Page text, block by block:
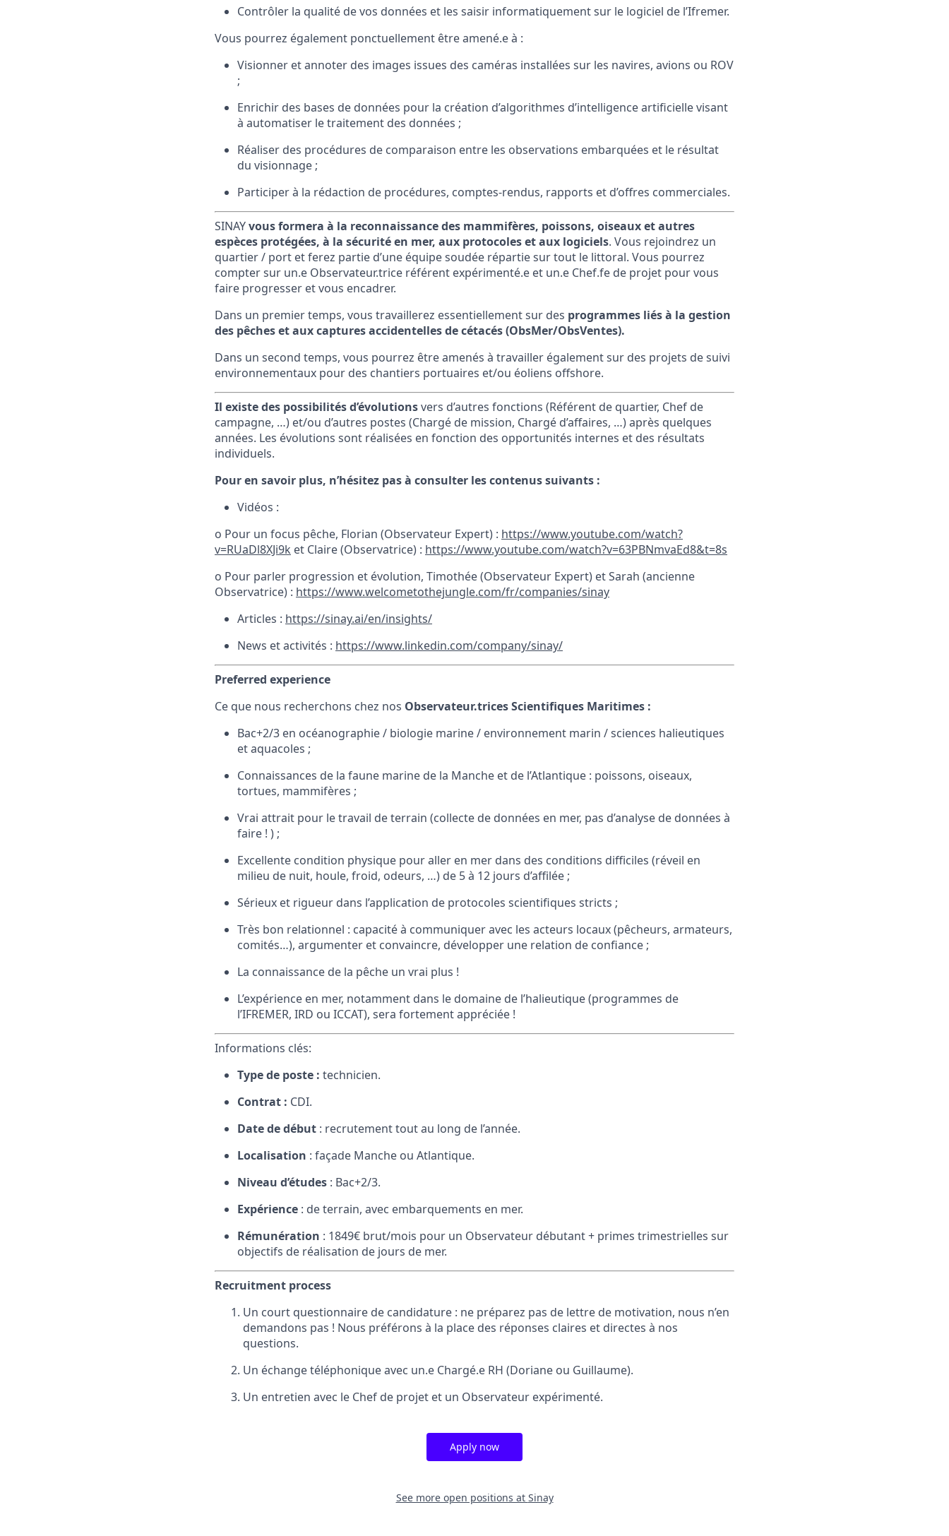
Contrôler la qualité de vos données et les saisir informatiquement sur le logiciel de l’Ifremer.
Vous pourrez également ponctuellement être amené.e à :
Visionner et annoter des images issues des caméras installées sur les navires, avions ou ROV
;
Enrichir des bases de données pour la création d’algorithmes d’intelligence artificielle visant
à automatiser le traitement des données ;
Réaliser des procédures de comparaison entre les observations embarquées et le résultat
du visionnage ;
Participer à la rédaction de procédures, comptes-rendus, rapports et d’offres commerciales.
SINAYvous formera à la reconnaissance des mammifères, poissons, oiseaux et autres
espèces protégées, à la sécurité en mer, aux protocoles et aux logiciels. Vous rejoindrez un
quartier / port et ferez partie d’une équipe soudée répartie sur tout le littoral. Vous pourrez
compter sur un.e Observateur.trice référent expérimenté.e et un.e Chef.fe de projet pour vous
faire progresser et vous encadrer.
Dans un premier temps, vous travaillerez essentiellement sur des programmes liés à la gestion
des pêches et aux captures accidentelles de cétacés(ObsMer/ObsVentes).
Dans un second temps, vous pourrez être amenés à travailler également sur des projets de suivi
environnementaux pour des chantiers portuaires et/ou éoliens offshore.
Il existe des possibilités d’évolutionsvers d’autres fonctions (Référent de quartier, Chef de
campagne, …) et/ou d’autres postes (Chargé de mission, Chargé d’affaires, …) après quelques
années. Les évolutions sont réalisées en fonction des opportunités internes et des résultats
individuels.
Pour en savoir plus, n’hésitez pas à consulter les contenus suivants :
Vidéos :
o Pour un focus pêche, Florian (Observateur Expert) : https://www.youtube.com/watch?
v=RUaDl8XJi9k et Claire (Observatrice) : https://www.youtube.com/watch?v=63PBNmvaEd8&t=8s
o Pour parler progression et évolution, Timothée (Observateur Expert) et Sarah (ancienne
Observatrice) : https://www.welcometothejungle.com/fr/companies/sinay
Articles : https://sinay.ai/en/insights/
News et activités : https://www.linkedin.com/company/sinay/
Preferred experience
Ce que nous recherchons chez nos Observateur.trices Scientifiques Maritimes :
Bac+2/3 en océanographie / biologie marine / environnement marin / sciences halieutiques
et aquacoles ;
Connaissances de la faune marine de la Manche et de l’Atlantique : poissons, oiseaux,
tortues, mammifères ;
Vrai attrait pour le travail de terrain (collecte de données en mer, pas d’analyse de données à
faire ! ) ;
Excellente condition physique pour aller en mer dans des conditions difficiles (réveil en
milieu de nuit, houle, froid, odeurs, …) de 5 à 12 jours d’affilée ;
Sérieux et rigueur dans l’application de protocoles scientifiques stricts ;
Très bon relationnel : capacité à communiquer avec les acteurs locaux (pêcheurs, armateurs,
comités…), argumenter et convaincre, développer une relation de confiance ;
La connaissance de la pêche un vrai plus !
L’expérience en mer, notamment dans le domaine de l’halieutique (programmes de
l’IFREMER, IRD ou ICCAT), sera fortement appréciée !
Informations clés:
Type de poste : technicien.
Contrat : CDI.
Date de début : recrutement tout au long de l’année.
Localisation : façade Manche ou Atlantique.
Niveau d’études : Bac+2/3.
Expérience : de terrain, avec embarquements en mer.
Rémunération : 1849€ brut/mois pour un Observateur débutant + primes trimestrielles sur
objectifs de réalisation de jours de mer.
Recruitment process
Un court questionnaire de candidature : ne préparez pas de lettre de motivation, nous n’en
demandons pas ! Nous préférons à la place des réponses claires et directes à nos
questions.
Un échange téléphonique avec un.e Chargé.e RH (Doriane ou Guillaume).
Un entretien avec le Chef de projet et un Observateur expérimenté.
Apply now
See more open positions at Sinay